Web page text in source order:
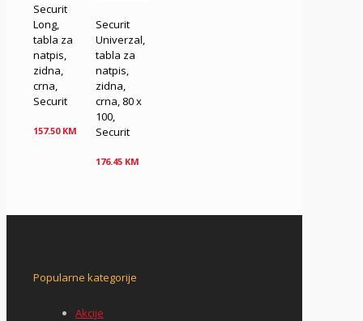
Securit
Long,
tabla za
natpis,
zidna,
crna,
Securit
157.50 KM
Securit
Univerzal,
tabla za
natpis,
zidna,
crna, 80 x
100,
Securit
176.45 KM
Popularne kategorije
Akcije